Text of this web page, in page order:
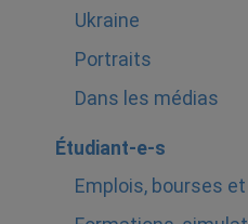
Ukraine
Portraits
Dans les médias
Étudiant-e-s
Emplois, bourses